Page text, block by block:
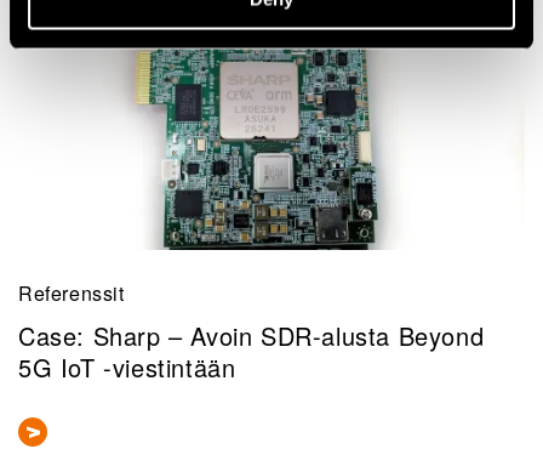
Referenssit
Case: Sharp – Avoin SDR-alusta Beyond
5G IoT -viestintään